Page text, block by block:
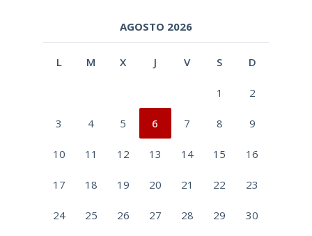
AGOSTO 2026
L M X J V S D
1 2
3 4 5 6 7 8 9
10 11 12 13 14 15 16
17 18 19 20 21 22 23
24 25 26 27 28 29 30